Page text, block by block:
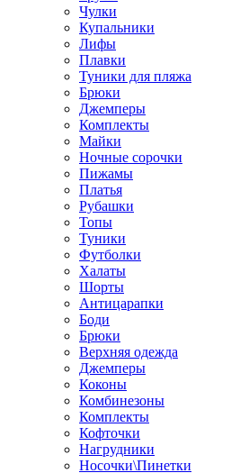
Чулки
Купальники
Лифы
Плавки
Туники для пляжа
Брюки
Джемперы
Комплекты
Майки
Ночные сорочки
Пижамы
Платья
Рубашки
Топы
Туники
Футболки
Халаты
Шорты
Антицарапки
Боди
Брюки
Верхняя одежда
Джемперы
Коконы
Комбинезоны
Комплекты
Кофточки
Нагрудники
Носочки\Пинетки